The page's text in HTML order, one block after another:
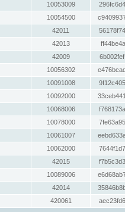
10053009
10054500
42011
42013
42009
10056302
10091008
10092000
10068006
10078000
10061007
10062000
42015
10089006
42014
420061